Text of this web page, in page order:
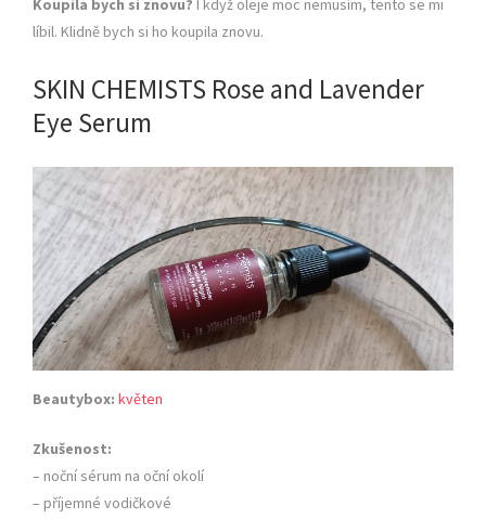
Koupila bych si znovu? I když oleje moc nemusím, tento se mi
líbil. Klidně bych si ho koupila znovu.
SKIN CHEMISTS Rose and Lavender
Eye Serum
Beautybox: květen
Zkušenost:
– noční sérum na oční okolí
– příjemné vodičkové